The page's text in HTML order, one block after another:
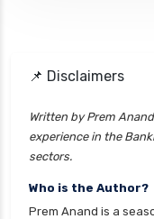
Aditya Birla
Aditya Birla
Aditya Birla
📌 Disclaimers
Written by Prem
experience in the
sectors.
Who is the Author?
Prem Anand is a